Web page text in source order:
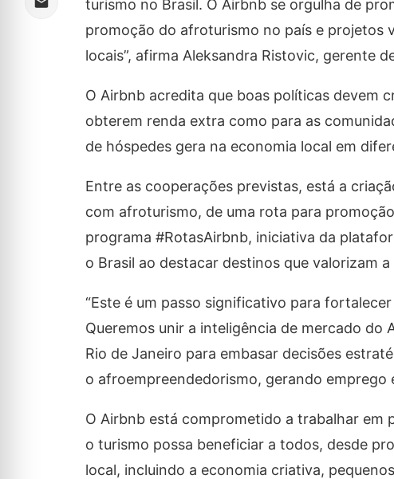
turismo no Brasil. O Airbnb se orgulha de
promoção do afroturismo no país e projetos
locais”, afirma Aleksandra Ristovic, gerente
O Airbnb acredita que boas políticas devem
obterem renda extra como para as
de hóspedes gera na economia local em
Entre as cooperações previstas, está a
com afroturismo, de uma rota para
programa #RotasAirbnb, iniciativa da
o Brasil ao destacar destinos que valorizam
“Este é um passo significativo para
Queremos unir a inteligência de mercado
Rio de Janeiro para embasar decisões
o afroempreendedorismo, gerando emprego
O Airbnb está comprometido a trabalhar em
o turismo possa beneficiar a todos, desde
local, incluindo a economia criativa,